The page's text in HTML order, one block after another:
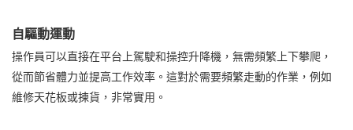
自驅動運動
操作員可以直接在平台上駕駛和操控升降機，無需頻繁上下攀爬，
從而節省體力並提高工作效率。這對於需要頻繁走動的作業，例如
維修天花板或揀貨，非常實用。